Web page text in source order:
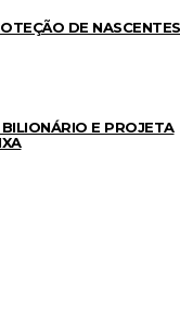
DE NASCENTES
E PROJETA